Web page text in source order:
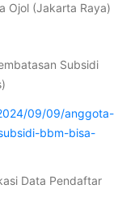
Ojol (Jakarta Raya)
Subsidi
09/09/anggota-
bbm-bisa-
Data Pendaftar